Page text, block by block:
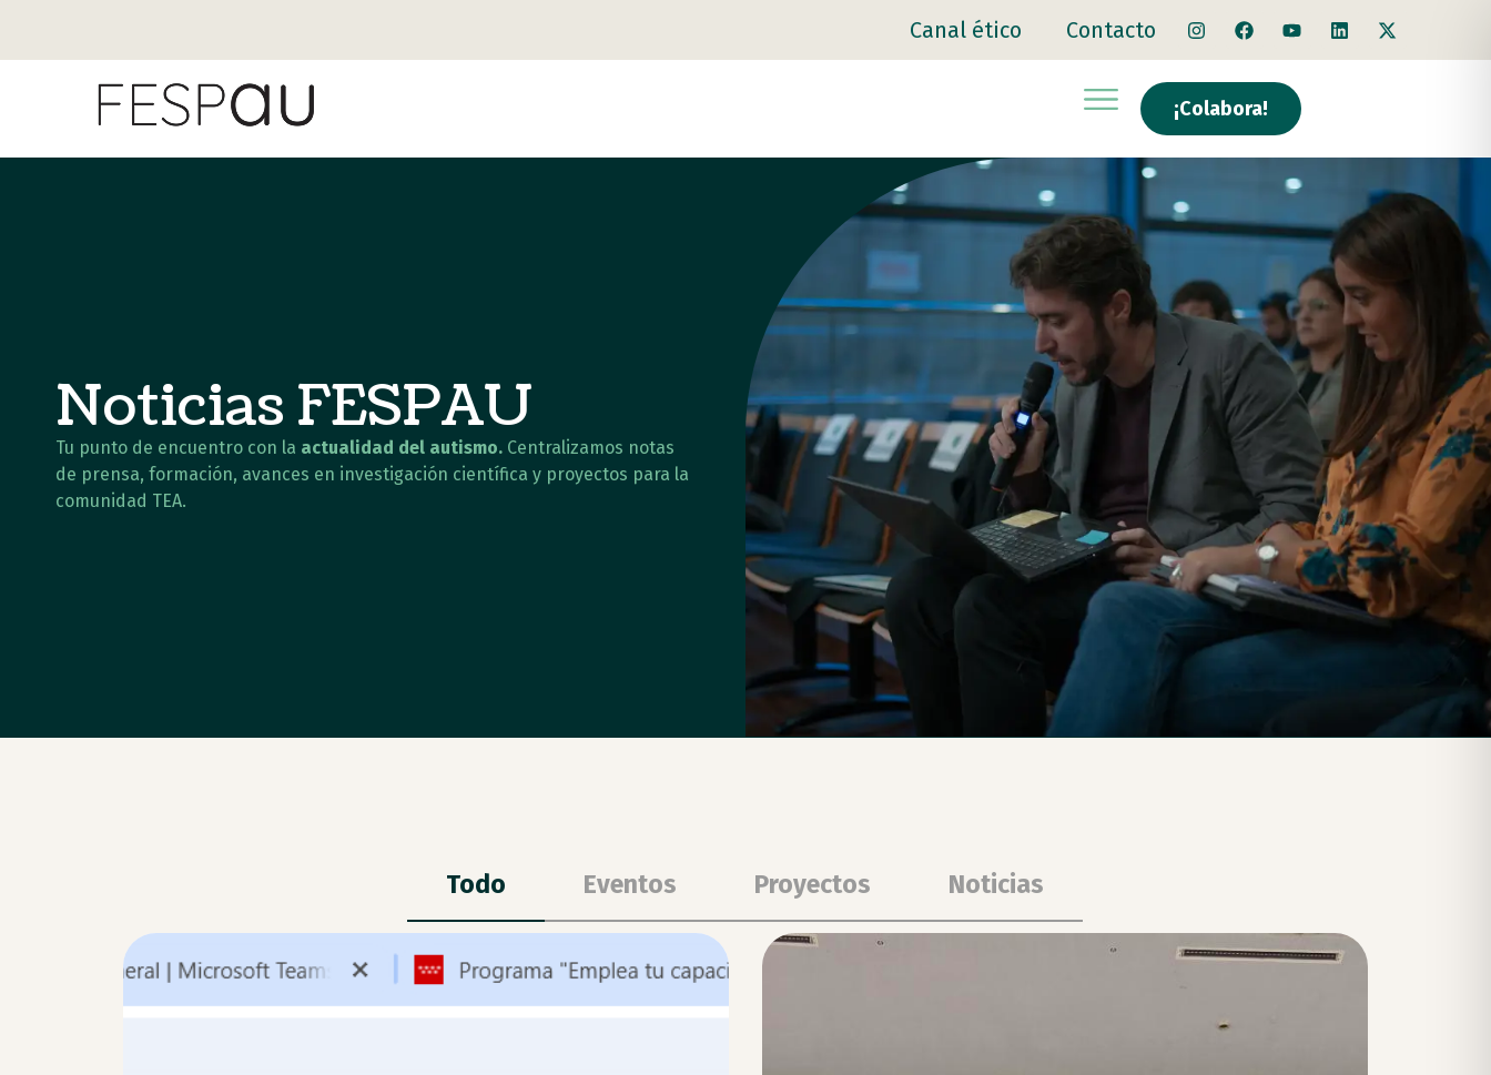
Canal ético Contacto
¡Colabora!
Noticias FESPAU
Tu punto de encuentro con la actualidad del autismo. Centralizamos notas
de prensa, formación, avances en investigación científica y proyectos para la
comunidad TEA.
Todo Eventos Proyectos Noticias